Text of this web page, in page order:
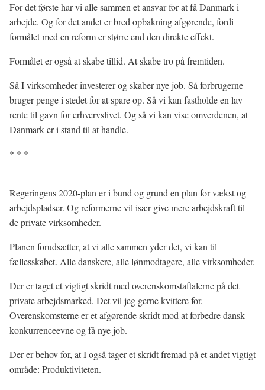
For det første har vi alle sammen et ansvar for at få Danmark i
arbejde. Og for det andet er bred opbakning afgørende, fordi
formålet med en reform er større end den direkte effekt.
Formålet er også at skabe tillid. At skabe tro på fremtiden.
Så I virksomheder investerer og skaber nye job. Så forbrugerne
bruger penge i stedet for at spare op. Så vi kan fastholde en lav
rente til gavn for erhvervslivet. Og så vi kan vise omverdenen, at
Danmark er i stand til at handle.
* * *
Regeringens 2020-plan er i bund og grund en plan for vækst og
arbejdspladser. Og reformerne vil især give mere arbejdskraft til
de private virksomheder.
Planen forudsætter, at vi alle sammen yder det, vi kan til
fællesskabet. Alle danskere, alle lønmodtagere, alle virksomheder.
Der er taget et vigtigt skridt med overenskomstaftalerne på det
private arbejdsmarked. Det vil jeg gerne kvittere for.
Overenskomsterne er et afgørende skridt mod at forbedre dansk
konkurrenceevne og få nye job.
Der er behov for, at I også tager et skridt fremad på et andet vigtigt
område: Produktiviteten.